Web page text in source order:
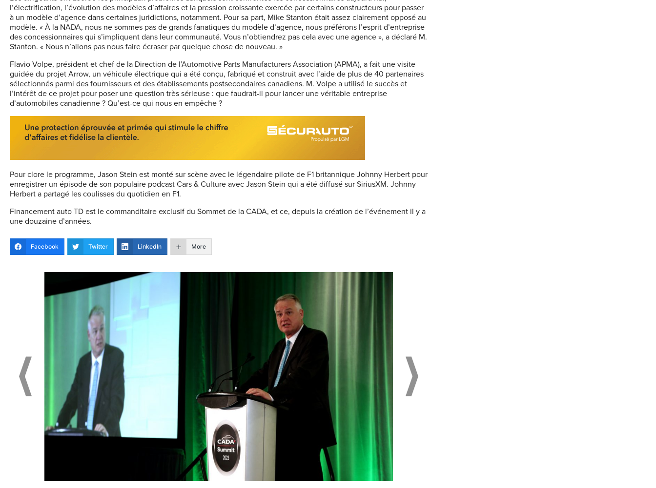
l’électrification, l’évolution des modèles d’affaires et la pression croissante exercée par certains constructeurs pour passer
à un modèle d’agence dans certaines juridictions, notamment. Pour sa part, Mike Stanton était assez clairement opposé au
modèle. « À la NADA, nous ne sommes pas de grands fanatiques du modèle d’agence, nous préférons l’esprit d’entreprise
des concessionnaires qui s’impliquent dans leur communauté. Vous n’obtiendrez pas cela avec une agence », a déclaré M.
Stanton. « Nous n’allons pas nous faire écraser par quelque chose de nouveau. »
Flavio Volpe, président et chef de la Direction de l’Automotive Parts Manufacturers Association (APMA), a fait une visite
guidée du projet Arrow, un véhicule électrique qui a été conçu, fabriqué et construit avec l’aide de plus de 40 partenaires
sélectionnés parmi des fournisseurs et des établissements postsecondaires canadiens. M. Volpe a utilisé le succès et
l’intérêt de ce projet pour poser une question très sérieuse : que faudrait-il pour lancer une véritable entreprise
d’automobiles canadienne ? Qu’est-ce qui nous en empêche ?
Pour clore le programme, Jason Stein est monté sur scène avec le légendaire pilote de F1 britannique Johnny Herbert pour
enregistrer un épisode de son populaire podcast Cars & Culture avec Jason Stein qui a été diffusé sur SiriusXM. Johnny
Herbert a partagé les coulisses du quotidien en F1.
Financement auto TD est le commanditaire exclusif du Sommet de la CADA, et ce, depuis la création de l’événement il y a
une douzaine d’années.
Facebook Twitter LinkedIn More